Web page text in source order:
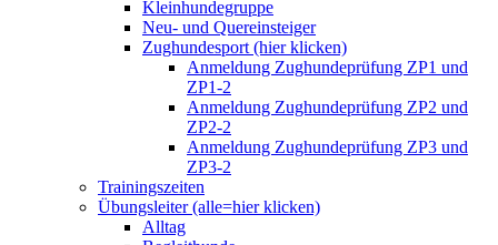
Kleinhundegruppe
Neu- und Quereinsteiger
Zughundesport (hier klicken)
Anmeldung Zughundeprüfung ZP1 und
ZP1-2
Anmeldung Zughundeprüfung ZP2 und
ZP2-2
Anmeldung Zughundeprüfung ZP3 und
ZP3-2
Trainingszeiten
Übungsleiter (alle=hier klicken)
Alltag